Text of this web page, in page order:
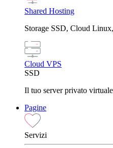
Shared Hosting
Storage SSD, Cloud
Cloud VPS
SSD
Il tuo server privato
Pagine
Servizi